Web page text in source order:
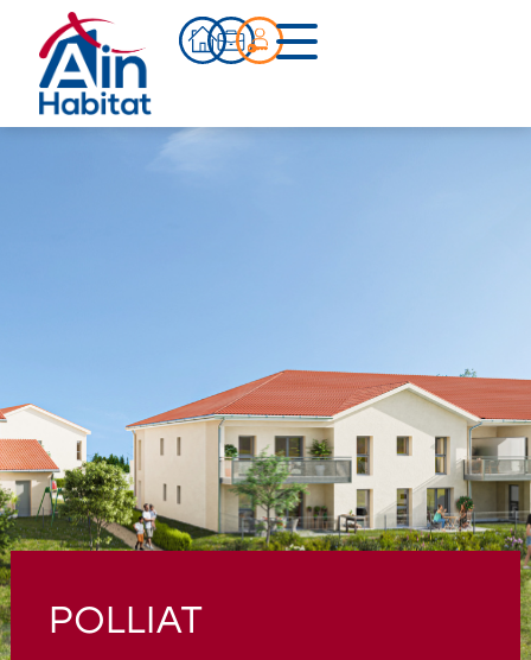
Nos références
Qui sommes-nous ?
Programmes en cours
Questions fréquentes
POLLIAT